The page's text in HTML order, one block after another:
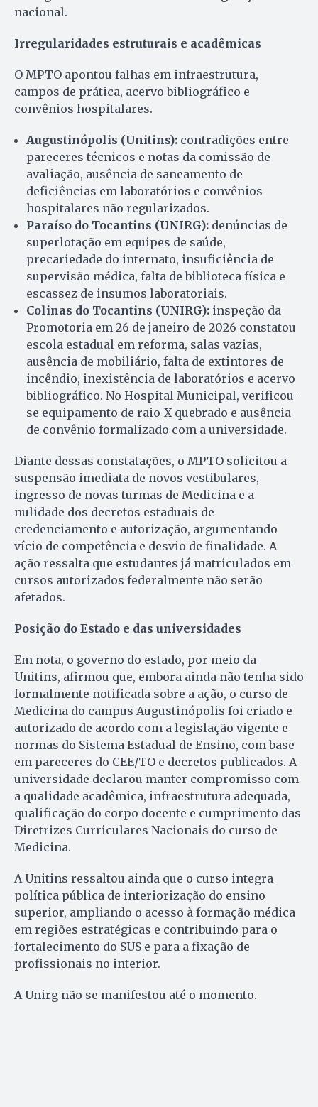
nacional.
Irregularidades estruturais e acadêmicas
O MPTO apontou falhas em infraestrutura,
campos de prática, acervo bibliográfico e
convênios hospitalares.
Augustinópolis (Unitins): contradições entre
pareceres técnicos e notas da comissão de
avaliação, ausência de saneamento de
deficiências em laboratórios e convênios
hospitalares não regularizados.
Paraíso do Tocantins (UNIRG): denúncias de
superlotação em equipes de saúde,
precariedade do internato, insuficiência de
supervisão médica, falta de biblioteca física e
escassez de insumos laboratoriais.
Colinas do Tocantins (UNIRG): inspeção da
Promotoria em 26 de janeiro de 2026 constatou
escola estadual em reforma, salas vazias,
ausência de mobiliário, falta de extintores de
incêndio, inexistência de laboratórios e acervo
bibliográfico. No Hospital Municipal, verificou-
se equipamento de raio-X quebrado e ausência
de convênio formalizado com a universidade.
Diante dessas constatações, o MPTO solicitou a
suspensão imediata de novos vestibulares,
ingresso de novas turmas de Medicina e a
nulidade dos decretos estaduais de
credenciamento e autorização, argumentando
vício de competência e desvio de finalidade. A
ação ressalta que estudantes já matriculados em
cursos autorizados federalmente não serão
afetados.
Posição do Estado e das universidades
Em nota, o governo do estado, por meio da
Unitins, afirmou que, embora ainda não tenha sido
formalmente notificada sobre a ação, o curso de
Medicina do campus Augustinópolis foi criado e
autorizado de acordo com a legislação vigente e
normas do Sistema Estadual de Ensino, com base
em pareceres do CEE/TO e decretos publicados. A
universidade declarou manter compromisso com
a qualidade acadêmica, infraestrutura adequada,
qualificação do corpo docente e cumprimento das
Diretrizes Curriculares Nacionais do curso de
Medicina.
A Unitins ressaltou ainda que o curso integra
política pública de interiorização do ensino
superior, ampliando o acesso à formação médica
em regiões estratégicas e contribuindo para o
fortalecimento do SUS e para a fixação de
profissionais no interior.
A Unirg não se manifestou até o momento.